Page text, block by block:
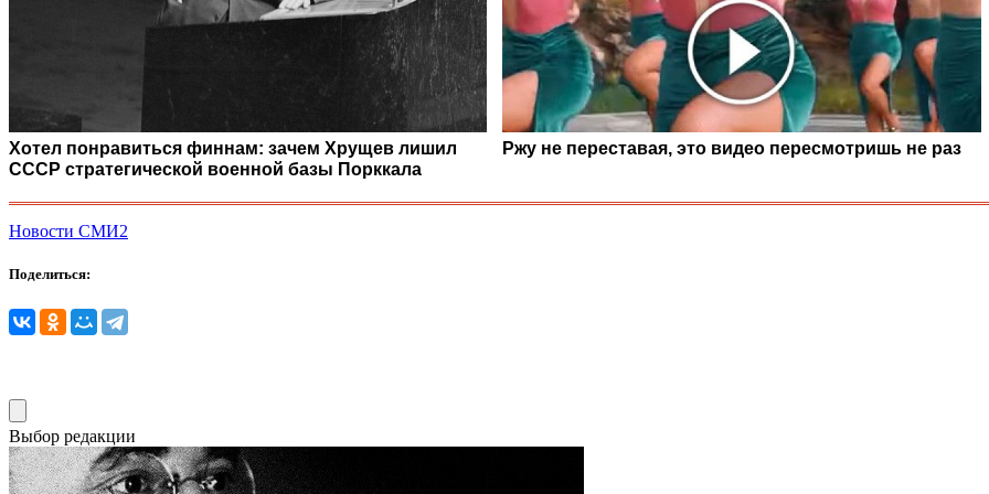
Хотел понравиться финнам: зачем Хрущев лишил
СССР стратегической военной базы Порккала
Ржу не переставая, это видео пересмотришь не раз
Новости СМИ2
Поделиться:
Выбор редакции